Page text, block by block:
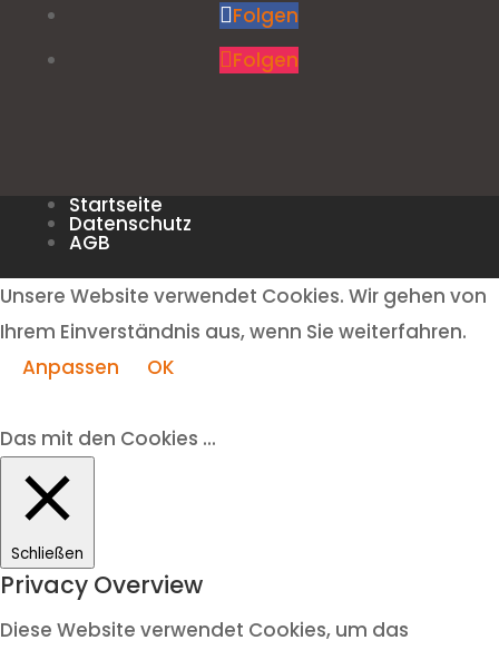
Folgen
Folgen
Startseite
Datenschutz
AGB
Unsere Website verwendet Cookies. Wir gehen von
Ihrem Einverständnis aus, wenn Sie weiterfahren.
Anpassen
OK
Das mit den Cookies ...
Schließen
Privacy Overview
Diese Website verwendet Cookies, um das